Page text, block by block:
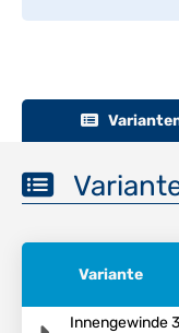
Variante
Innengewinde